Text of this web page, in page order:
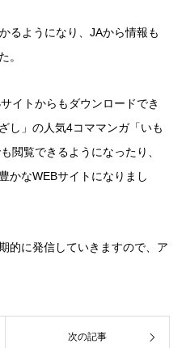
るようになり、JAから情報も
。
イトからもダウンロードでき
し」の人気4コママンガ「いも
閲覧できるようになったり、
かなWEBサイトになりまし
的に発信していきますので、ア
次の記事